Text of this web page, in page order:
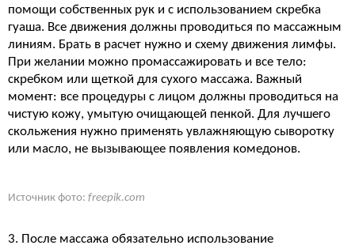
помощи собственных рук и с использованием скребка
гуаша. Все движения должны проводиться по массажным
линиям. Брать в расчет нужно и схему движения лимфы.
При желании можно промассажировать и все тело:
скребком или щеткой для сухого массажа. Важный
момент: все процедуры с лицом должны проводиться на
чистую кожу, умытую очищающей пенкой. Для лучшего
скольжения нужно применять увлажняющую сыворотку
или масло, не вызывающее появления комедонов.
Источник фото: freepik.com
3. После массажа обязательно использование